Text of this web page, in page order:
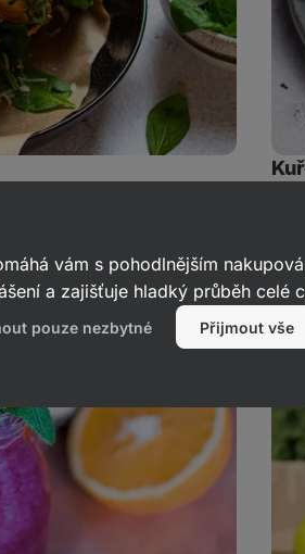
Jak
porazit
vám s pohodlnějším
a zajišťuje hladký průběh celé
pouze nezbytné Přijmout vše